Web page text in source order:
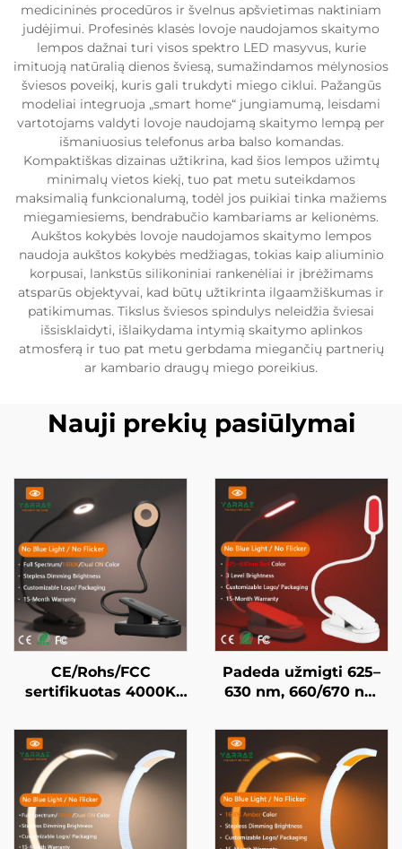
medicininės procedūros ir švelnus apšvietimas naktiniam
judėjimui. Profesinės klasės lovoje naudojamos skaitymo
lempos dažnai turi visos spektro LED masyvus, kurie
imituoją natūralią dienos šviesą, sumažindamos mėlynosios
šviesos poveikį, kuris gali trukdyti miego ciklui. Pažangūs
modeliai integruoja „smart home“ jungiamumą, leisdami
vartotojams valdyti lovoje naudojamą skaitymo lempą per
išmaniuosius telefonus arba balso komandas.
Kompaktiškas dizainas užtikrina, kad šios lempos užimtų
minimalų vietos kiekį, tuo pat metu suteikdamos
maksimalią funkcionalumą, todėl jos puikiai tinka mažiems
miegamiesiems, bendrabučio kambariams ar kelionėms.
Aukštos kokybės lovoje naudojamos skaitymo lempos
naudoja aukštos kokybės medžiagas, tokias kaip aliuminio
korpusai, lankstūs silikoniniai rankenėliai ir įbrėžimams
atsparūs objektyvai, kad būtų užtikrinta ilgaamžiškumas ir
patikimumas. Tikslus šviesos spindulys neleidžia šviesai
išsisklaidyti, išlaikydama intymią skaitymo aplinkos
atmosferą ir tuo pat metu gerbdama miegančių partnerių
ar kambario draugų miego poreikius.
Nauji prekių pasiūlymai
CE/Rohs/FCC
sertifikuotas 4000K
amžinoji spalva, juodai
dažytas nešiojamasis
prisegamas LED
knygos lempa
Padeda užmigti 625–
630 nm, 660/670 nm
mirksėjimo, be
mėlynos šviesos,
baltai dažytas kūnas,
LED knygos lempa